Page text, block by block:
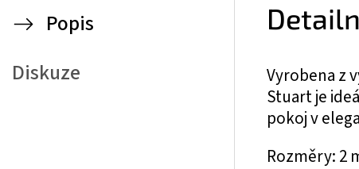
Popis
Diskuze
Vyrobena z
Stuart je
pokoj v
Rozměry: 2